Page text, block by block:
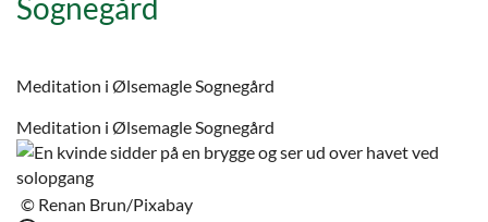
Sognegård
Meditation i Ølsemagle Sognegård
Meditation i Ølsemagle Sognegård
© Renan Brun/Pixabay